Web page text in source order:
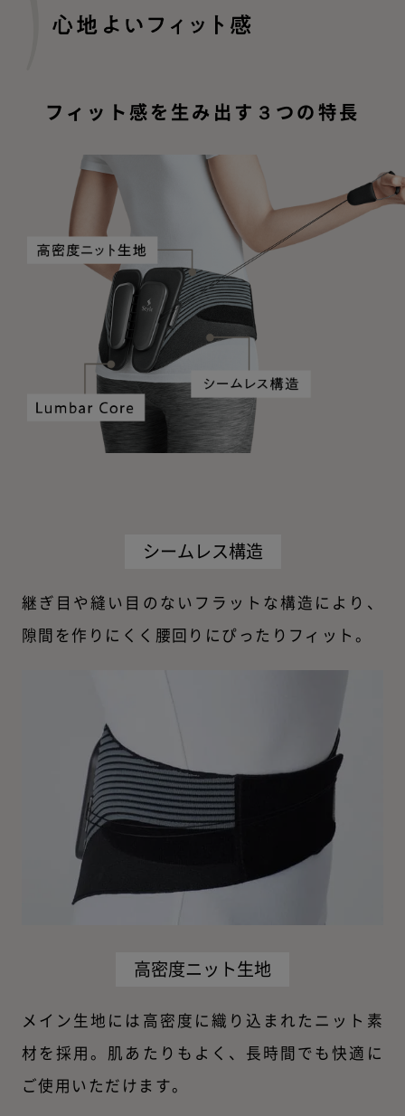
フィット感を生み出す３つの特長
シームレス構造
継ぎ目や縫い目のないフラットな構造により、
隙間を作りにくく腰回りにぴったりフィット。
高密度ニット生地
メイン生地には高密度に織り込まれたニット素
材を採用。肌あたりもよく、長時間でも快適に
ご使用いただけます。